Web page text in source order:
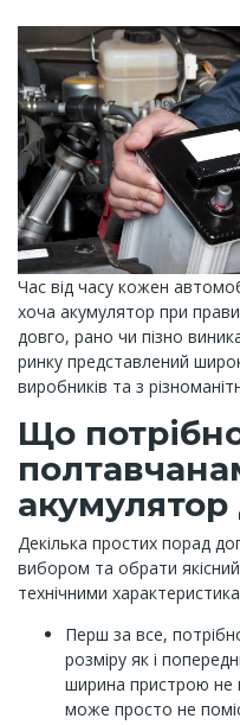
Час від часу кожен
хоча акумулятор при
довго, рано чи пізно
ринку представлений
виробників та з
Що
акумулятор
Декілька простих порад
вибором та обрати
технічними
Перш за все,
розміру як і
ширина пристрою не
може просто не